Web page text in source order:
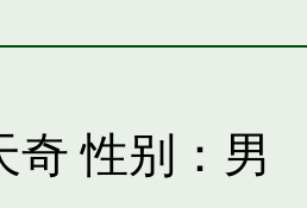
奇 性别：男